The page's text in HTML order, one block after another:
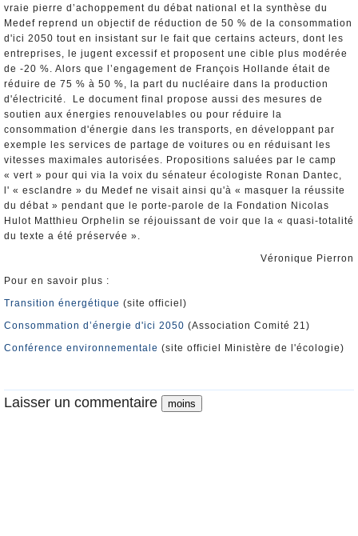
vraie pierre d’achoppement du débat national et la synthèse du
Medef reprend un objectif de réduction de 50 % de la consommation
d'ici 2050 tout en insistant sur le fait que certains acteurs, dont les
entreprises, le jugent excessif et proposent une cible plus modérée
de -20 %. Alors que l’engagement de François Hollande était de
réduire de 75 % à 50 %, la part du nucléaire dans la production
d'électricité. Le document final propose aussi des mesures de
soutien aux énergies renouvelables ou pour réduire la
consommation d'énergie dans les transports, en développant par
exemple les services de partage de voitures ou en réduisant les
vitesses maximales autorisées. Propositions saluées par le camp
« vert » pour qui via la voix du sénateur écologiste Ronan Dantec,
l' « esclandre » du Medef ne visait ainsi qu'à « masquer la réussite
du débat » pendant que le porte-parole de la Fondation Nicolas
Hulot Matthieu Orphelin se réjouissant de voir que la « quasi-totalité
du texte a été préservée ».
Véronique Pierron
Pour en savoir plus :
Transition énergétique (site officiel)
Consommation d’énergie d'ici 2050 (Association Comité 21)
Conférence environnementale (site officiel Ministère de l'écologie)
Laisser un commentaire